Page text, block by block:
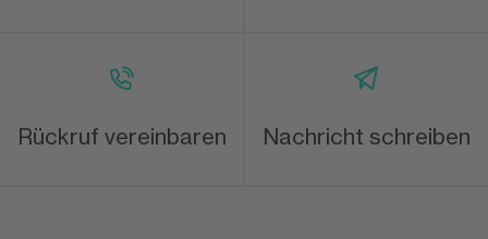
Rückruf vereinbaren Nachricht schreiben